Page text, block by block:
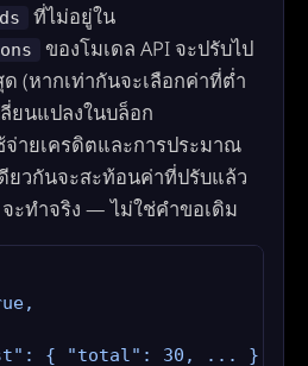
ที่ไม่อยู่ใน
ของโมเดล API จะปรับไป
(หากเท่ากันจะเลือกค่าที่ต่ำ
ยนแปลงในบล็อก
จ่ายเครดิตและการประมาณ
ยวกันจะสะท้อนค่าที่ปรับแล้ว
จะทำจริง — ไม่ใช่คำขอเดิม
{ "total": 30, ... },